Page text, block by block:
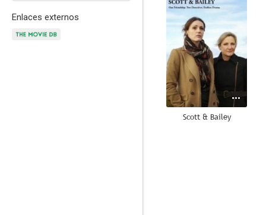
Enlaces externos
Scott & Bailey